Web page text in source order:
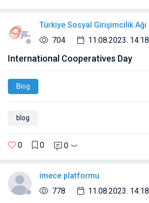
Türkiye Sosyal Girişimcilik Ağı
704
11.08.2023. 14:18
International Cooperatives Day
Blog
blog
0 0 0
imece platformu
778
11.08.2023. 14:18